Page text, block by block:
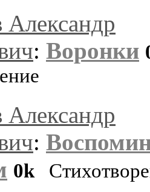
: Воронки
:
0k